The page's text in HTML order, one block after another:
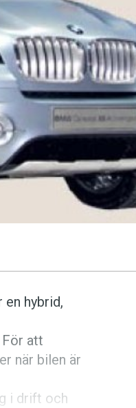
en hybrid,
att
när bilen är
i drift och